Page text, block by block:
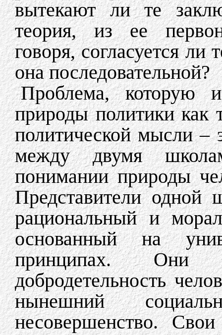
вытекают ли те
теория, из ее
говоря, согласуется ли
она последовательной?
Проблема, которую
природы политики как
политической мысли –
между двумя
понимании природы
Представители одной
рациональный и
основанный на
принципах. Они
добродетельность
нынешний
несовершенство.